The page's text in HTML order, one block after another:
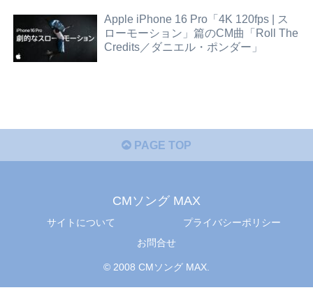
Apple iPhone 16 Pro「4K 120fps | ス
ローモーション」篇のCM曲「Roll The
Credits／ダニエル・ポンダー」
PAGE TOP
CMソング MAX
サイトについて
プライバシーポリシー
お問合せ
© 2008 CMソング MAX.